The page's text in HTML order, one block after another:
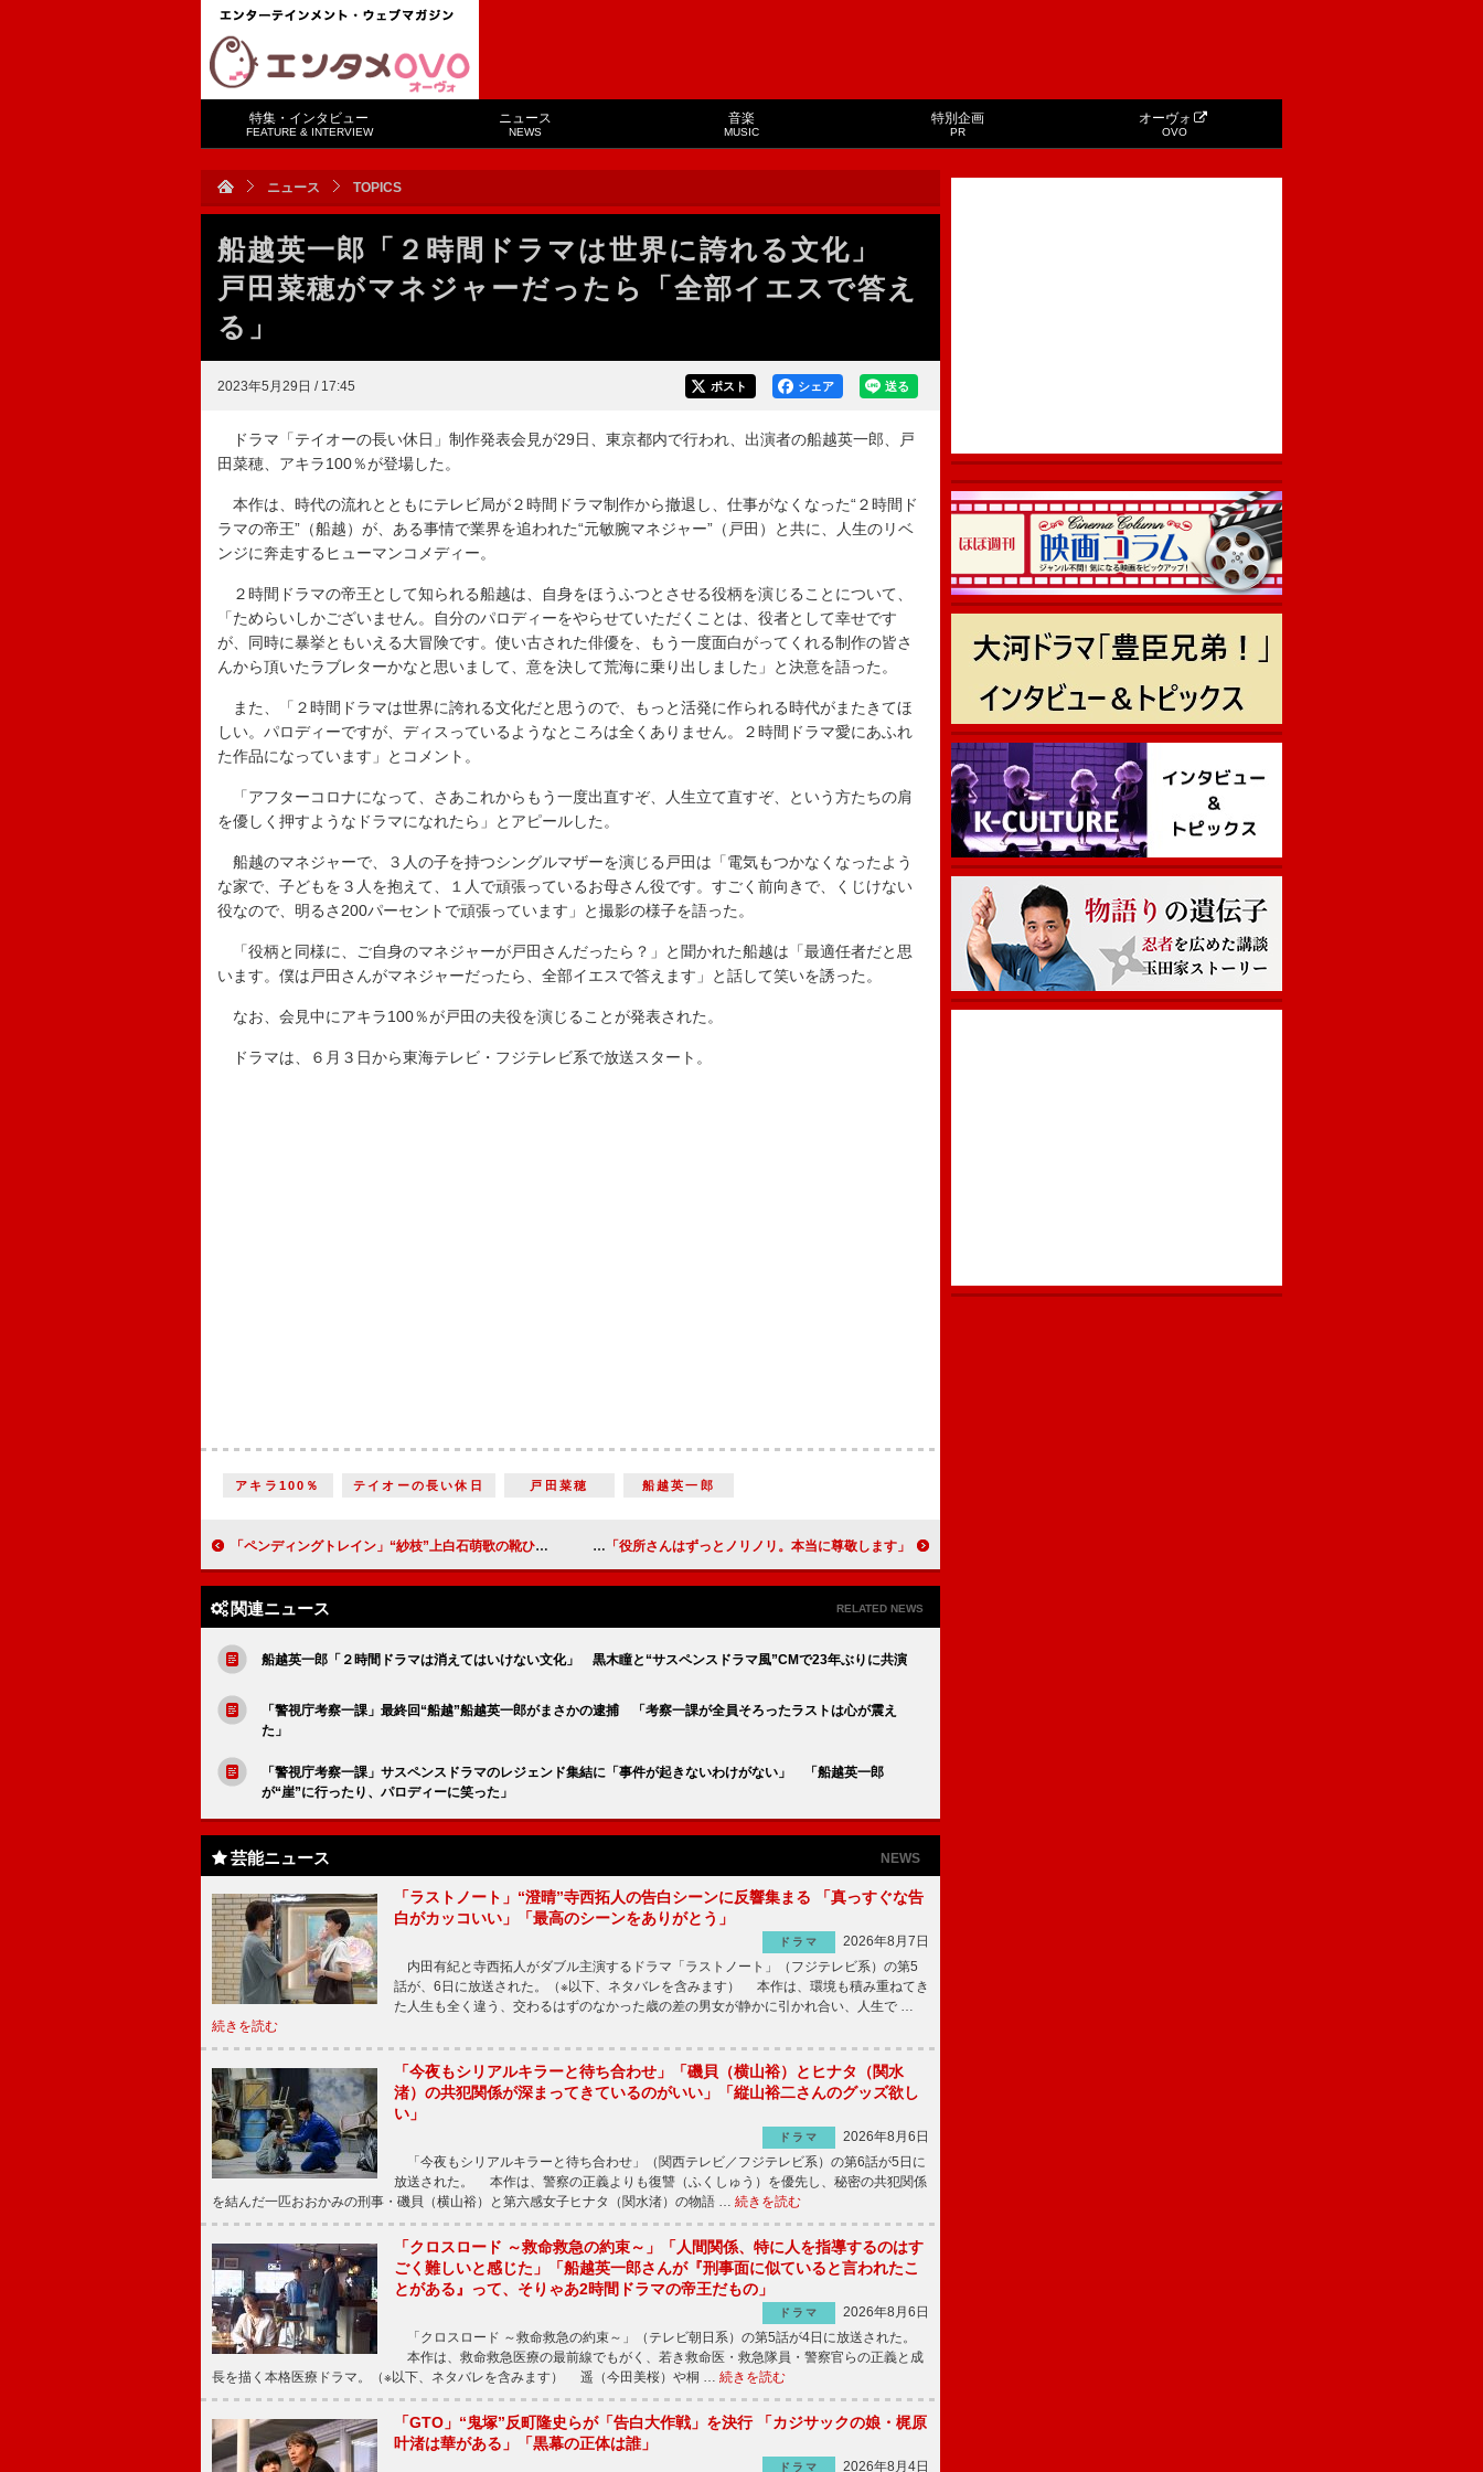
特集・インタビュー
FEATURE & INTERVIEW
ニュース
NEWS
音楽
MUSIC
特別企画
PR
オーヴォ
OVO
ニュース TOPICS
船越英一郎「２時間ドラマは世界に誇れる文化」
戸田菜穂がマネジャーだったら「全部イエスで答え
る」
2023年5月29日 / 17:45 送る
シェア
ポスト
ドラマ「テイオーの長い休日」制作発表会見が29日、東京都内で行われ、出演者の船越英一郎、戸
田菜穂、アキラ100％が登場した。
本作は、時代の流れとともにテレビ局が２時間ドラマ制作から撤退し、仕事がなくなった“２時間ド
ラマの帝王”（船越）が、ある事情で業界を追われた“元敏腕マネジャー”（戸田）と共に、人生のリベ
ンジに奔走するヒューマンコメディー。
２時間ドラマの帝王として知られる船越は、自身をほうふつとさせる役柄を演じることについて、
「ためらいしかございません。自分のパロディーをやらせていただくことは、役者として幸せです
が、同時に暴挙ともいえる大冒険です。使い古された俳優を、もう一度面白がってくれる制作の皆さ
んから頂いたラブレターかなと思いまして、意を決して荒海に乗り出しました」と決意を語った。
また、「２時間ドラマは世界に誇れる文化だと思うので、もっと活発に作られる時代がまたきてほ
しい。パロディーですが、ディスっているようなところは全くありません。２時間ドラマ愛にあふれ
た作品になっています」とコメント。
「アフターコロナになって、さあこれからもう一度出直すぞ、人生立て直すぞ、という方たちの肩
を優しく押すようなドラマになれたら」とアピールした。
船越のマネジャーで、３人の子を持つシングルマザーを演じる戸田は「電気もつかなくなったよう
な家で、子どもを３人を抱えて、１人で頑張っているお母さん役です。すごく前向きで、くじけない
役なので、明るさ200パーセントで頑張っています」と撮影の様子を語った。
「役柄と同様に、ご自身のマネジャーが戸田さんだったら？」と聞かれた船越は「最適任者だと思
います。僕は戸田さんがマネジャーだったら、全部イエスで答えます」と話して笑いを誘った。
なお、会見中にアキラ100％が戸田の夫役を演じることが発表された。
ドラマは、６月３日から東海テレビ・フジテレビ系で放送スタート。
アキラ100％ テイオーの長い休日 戸田菜穂 船越英一郎
「ペンディングトレイン」“紗枝”上白石萌歌の靴ひもを結び直す“直哉”山田裕貴に反響 「山田裕貴の不器用な好意、大好き」 役所広司のカンヌ主演男優賞受賞を「THE DAYS」の共演者が祝福 遠藤憲一「役所さんはずっとノリノリ。本当に尊敬します」
関連ニュース RELATED NEWS
船越英一郎「２時間ドラマは消えてはいけない文化」 黒木瞳と“サスペンスドラマ風”CMで23年ぶりに共演
「警視庁考察一課」最終回“船越”船越英一郎がまさかの逮捕 「考察一課が全員そろったラストは心が震え
た」
「警視庁考察一課」サスペンスドラマのレジェンド集結に「事件が起きないわけがない」 「船越英一郎
が“崖”に行ったり、パロディーに笑った」
芸能ニュース NEWS
「ラストノート」“澄晴”寺西拓人の告白シーンに反響集まる 「真っすぐな告
白がカッコいい」「最高のシーンをありがとう」
ドラマ
2026年8月7日
内田有紀と寺西拓人がダブル主演するドラマ「ラストノート」（フジテレビ系）の第5
話が、6日に放送された。（※以下、ネタバレを含みます） 本作は、環境も積み重ねてき
た人生も全く違う、交わるはずのなかった歳の差の男女が静かに引かれ合い、人生で …
続きを読む
「今夜もシリアルキラーと待ち合わせ」「磯貝（横山裕）とヒナタ（関水
渚）の共犯関係が深まってきているのがいい」「縦山裕二さんのグッズ欲し
い」
ドラマ
2026年8月6日
「今夜もシリアルキラーと待ち合わせ」（関西テレビ／フジテレビ系）の第6話が5日に
放送された。 本作は、警察の正義よりも復讐（ふくしゅう）を優先し、秘密の共犯関係
を結んだ一匹おおかみの刑事・磯貝（横山裕）と第六感女子ヒナタ（関水渚）の物語 … 続きを読む
「クロスロード ～救命救急の約束～」「人間関係、特に人を指導するのはす
ごく難しいと感じた」「船越英一郎さんが『刑事面に似ていると言われたこ
とがある』って、そりゃあ2時間ドラマの帝王だもの」
ドラマ
2026年8月6日
「クロスロード ～救命救急の約束～」（テレビ朝日系）の第5話が4日に放送された。
本作は、救命救急医療の最前線でもがく、若き救命医・救急隊員・警察官らの正義と成
長を描く本格医療ドラマ。（※以下、ネタバレを含みます） 遥（今田美桜）や桐 … 続きを読む
「GTO」“鬼塚”反町隆史らが「告白大作戦」を決行 「カジサックの娘・梶原
叶渚は華がある」「黒幕の正体は誰」
ドラマ 2026年8月4日